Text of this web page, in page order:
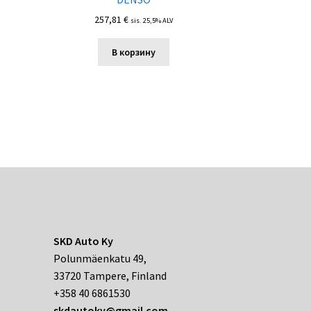
257,81 € sis. 25,5% ALV
В корзину
SKD Auto Ky
Polunmäenkatu 49,
33720 Tampere, Finland
+358 40 6861530